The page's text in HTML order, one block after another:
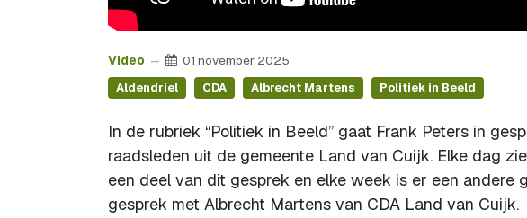
Video 01 november 2025
Aldendriel CDA Albrecht Martens Politiek in Beeld
In de rubriek “Politiek in Beeld” gaat Frank Peters in
raadsleden uit de gemeente Land van Cuijk. Elke dag
een deel van dit gesprek en elke week is er een andere
gesprek met Albrecht Martens van CDA Land van Cuijk.